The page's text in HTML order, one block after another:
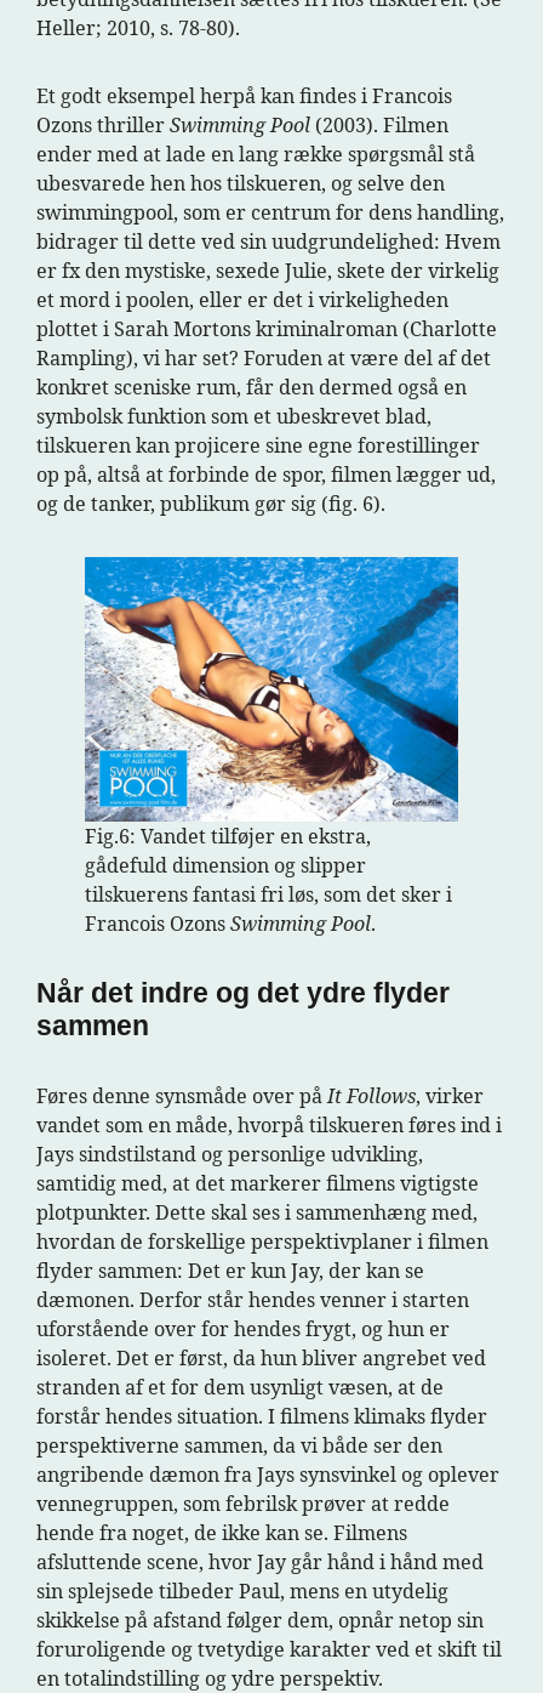
Heller; 2010, s. 78-80).
Et godt eksempel herpå kan findes i Francois
Ozons thrillerSwimming Pool (2003). Filmen
ender med at lade en lang række spørgsmål stå
ubesvarede hen hos tilskueren, og selve den
swimmingpool, som er centrum for dens handling,
bidrager til dette ved sin uudgrundelighed: Hvem
er fx den mystiske, sexede Julie, skete der virkelig
et mord i poolen, eller er det i virkeligheden
plottet i Sarah Mortons kriminalroman (Charlotte
Rampling), vi har set? Foruden at være del af det
konkret sceniske rum, får den dermed også en
symbolsk funktion som et ubeskrevet blad,
tilskueren kan projicere sine egne forestillinger
op på, altså at forbinde de spor, filmen lægger ud,
og de tanker, publikum gør sig (fig. 6).
Fig.6: Vandet tilføjer en ekstra,
gådefuld dimension og slipper
tilskuerens fantasi fri løs, som det sker i
Francois OzonsSwimming Pool.
Når det indre og det ydre flyder
sammen
Føres denne synsmåde over påIt Follows, virker
vandet som en måde, hvorpå tilskueren føres ind i
Jays sindstilstand og personlige udvikling,
samtidig med, at det markerer filmens vigtigste
plotpunkter. Dette skal ses i sammenhæng med,
hvordan de forskellige perspektivplaner i filmen
flyder sammen: Det er kun Jay, der kan se
dæmonen. Derfor står hendes venner i starten
uforstående over for hendes frygt, og hun er
isoleret. Det er først, da hun bliver angrebet ved
stranden af et for dem usynligt væsen, at de
forstår hendes situation. I filmens klimaks flyder
perspektiverne sammen, da vi både ser den
angribende dæmon fra Jays synsvinkel og oplever
vennegruppen, som febrilsk prøver at redde
hende fra noget, de ikke kan se. Filmens
afsluttende scene, hvor Jay går hånd i hånd med
sin splejsede tilbeder Paul, mens en utydelig
skikkelse på afstand følger dem, opnår netop sin
foruroligende og tvetydige karakter ved et skift til
en totalindstilling og ydre perspektiv.